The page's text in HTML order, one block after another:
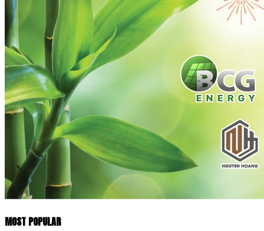
MOST POPULAR